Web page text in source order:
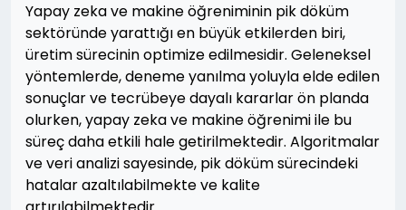
Yapay zeka ve makine öğreniminin pik döküm
sektöründe yarattığı en büyük etkilerden biri,
üretim sürecinin optimize edilmesidir. Geleneksel
yöntemlerde, deneme yanılma yoluyla elde edilen
sonuçlar ve tecrübeye dayalı kararlar ön planda
olurken, yapay zeka ve makine öğrenimi ile bu
süreç daha etkili hale getirilmektedir. Algoritmalar
ve veri analizi sayesinde, pik döküm sürecindeki
hatalar azaltılabilmekte ve kalite